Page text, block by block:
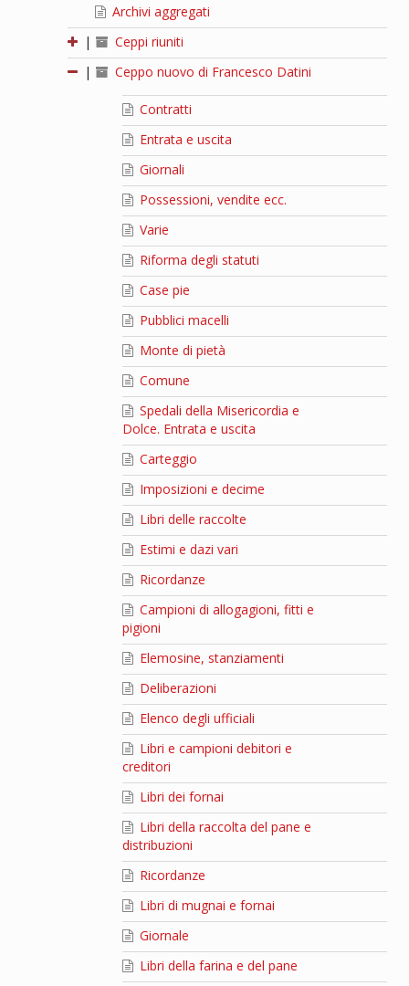
Archivi aggregati
|
Ceppi riuniti
|
Ceppo nuovo di Francesco Datini
Contratti
Entrata e uscita
Giornali
Possessioni, vendite ecc.
Varie
Riforma degli statuti
Case pie
Pubblici macelli
Monte di pietà
Comune
Spedali della Misericordia e
Dolce. Entrata e uscita
Carteggio
Imposizioni e decime
Libri delle raccolte
Estimi e dazi vari
Ricordanze
Campioni di allogagioni, fitti e
pigioni
Elemosine, stanziamenti
Deliberazioni
Elenco degli ufficiali
Libri e campioni debitori e
creditori
Libri dei fornai
Libri della raccolta del pane e
distribuzioni
Ricordanze
Libri di mugnai e fornai
Giornale
Libri della farina e del pane